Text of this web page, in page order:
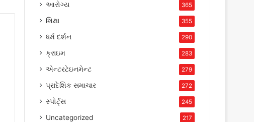
આરોગ્ય 365
શિક્ષા 355
ધર્મ દર્શન 290
ક્રાઇમ 283
એન્ટરટેઇનમેન્ટ 279
પ્રાદેશિક સમાચાર 272
સ્પોર્ટ્સ 245
Uncategorized 217